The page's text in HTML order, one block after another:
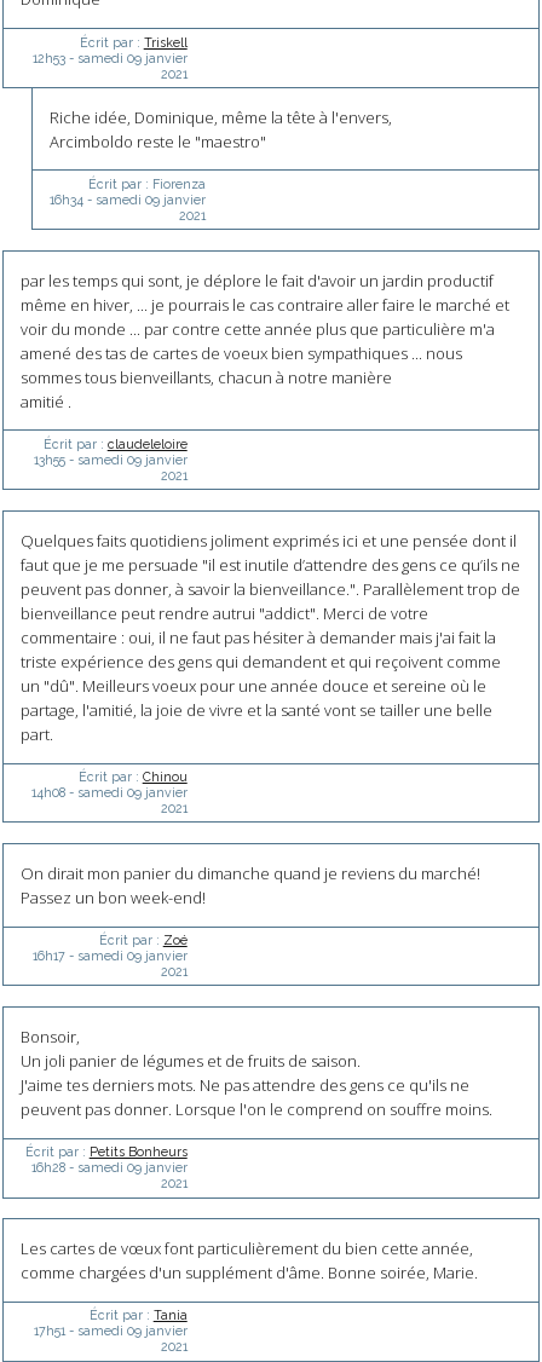
Écrit par : Triskell
12h53- samedi 09 janvier
2021
Riche idée, Dominique, même la tête à l'envers,
Arcimboldo reste le "maestro"
Écrit par : Fiorenza
16h34 - samedi 09 janvier
2021
par les temps qui sont, je déplore le fait d'avoir un jardin productif
même en hiver, ... je pourrais le cas contraire aller faire le marché et
voir du monde ... par contre cette année plus que particulière m'a
amené des tas de cartes de voeux bien sympathiques ... nous
sommes tous bienveillants, chacun à notre manière
amitié .
Écrit par : claudeleloire
13h55- samedi 09 janvier
2021
Quelques faits quotidiens joliment exprimés ici et une pensée dont il
faut que je me persuade "il est inutile d’attendre des gens ce qu’ils ne
peuvent pas donner, à savoir la bienveillance.". Parallèlement trop de
bienveillance peut rendre autrui "addict". Merci de votre
commentaire : oui, il ne faut pas hésiter à demander mais j'ai fait la
triste expérience des gens qui demandent et qui reçoivent comme
un "dû". Meilleurs voeux pour une année douce et sereine où le
partage, l'amitié, la joie de vivre et la santé vont se tailler une belle
part.
Écrit par : Chinou
14h08- samedi 09 janvier
2021
On dirait mon panier du dimanche quand je reviens du marché!
Passez un bon week-end!
Écrit par : Zoé
16h17- samedi 09 janvier
2021
Bonsoir,
Un joli panier de légumes et de fruits de saison.
J'aime tes derniers mots. Ne pas attendre des gens ce qu'ils ne
peuvent pas donner. Lorsque l'on le comprend on souffre moins.
Écrit par : Petits Bonheurs
16h28- samedi 09 janvier
2021
Les cartes de vœux font particulièrement du bien cette année,
comme chargées d'un supplément d'âme. Bonne soirée, Marie.
Écrit par : Tania
17h51- samedi 09 janvier
2021